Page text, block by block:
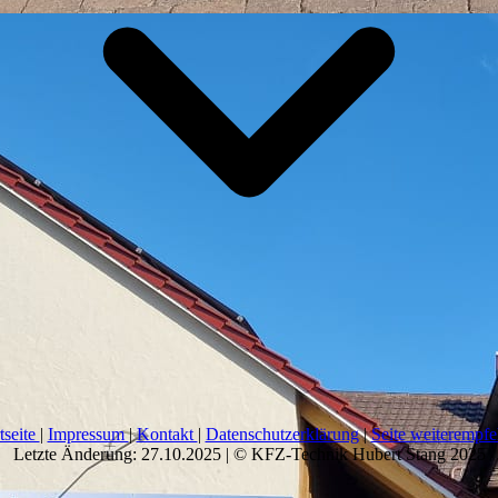
| Impressum|Kontakt | Datenschutzerklärung|Seite
Letzte Änderung: 27.10.2025 | © KFZ-Technik Hubert Stang 2025